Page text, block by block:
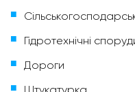
Гідротехнічні
Дороги